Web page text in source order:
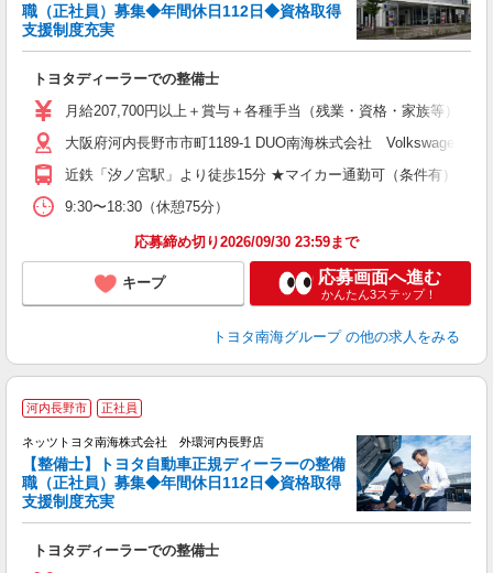
職（正社員）募集◆年間休日112日◆資格取得
支援制度充実
トヨタディーラーでの整備士
月給207,700円以上＋賞与＋各種手当（残業・資格・家族等） ※
大阪府河内長野市市町1189-1 DUO南海株式会社 Volkswagen河
近鉄「汐ノ宮駅」より徒歩15分 ★マイカー通勤可（条件有）
9:30〜18:30（休憩75分）
応募締め切り2026/09/30 23:59まで
キープ 応募画面へ進む
かんたん3ステップ！
トヨタ南海グループ の他の求人をみる
河内長野市 正社員
ネッツトヨタ南海株式会社 外環河内長野店
【整備士】トヨタ自動車正規ディーラーの整備
職（正社員）募集◆年間休日112日◆資格取得
支援制度充実
トヨタディーラーでの整備士